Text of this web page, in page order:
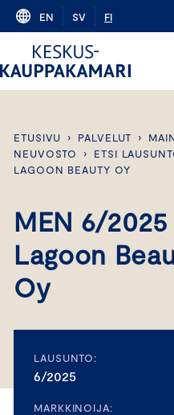
Skip
content
EN SV FI
ETUSIVU › PALVELUT ›
NEUVOSTO
› ETSI
LAGOON BEAUTY OY
MEN 6/
Lagoon
Oy
LAUSUNTO:
6/2025
MARKKINOIJA: